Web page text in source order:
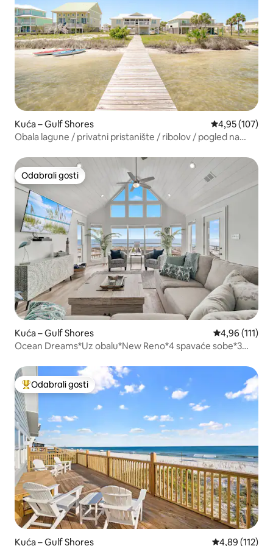
Kuća – Gulf Shores Prosječna
4,95 (107)
Obala lagune / privatni pristanište / ribolov / pogled na
Odabrali gosti
Odabrali gosti
Kuća – Gulf Shores Prosječna
4,96 (111)
Ocean Dreams*Uz obalu*New Reno*4 spavaće sobe*3
Među najviše rangiranima s oznakom „Odabrali gosti”
Odabrali gosti
Kuća – Gulf Shores Prosječna
4,89 (112)